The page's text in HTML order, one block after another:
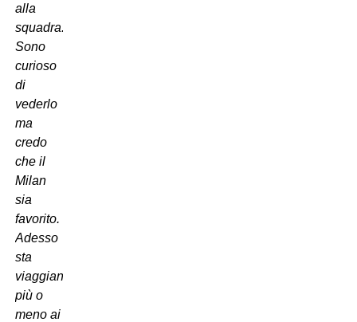
alla
squadra.
Sono
curioso
di
vederlo
ma
credo
che il
Milan
sia
favorito.
Adesso
sta
viaggiando
più o
meno ai